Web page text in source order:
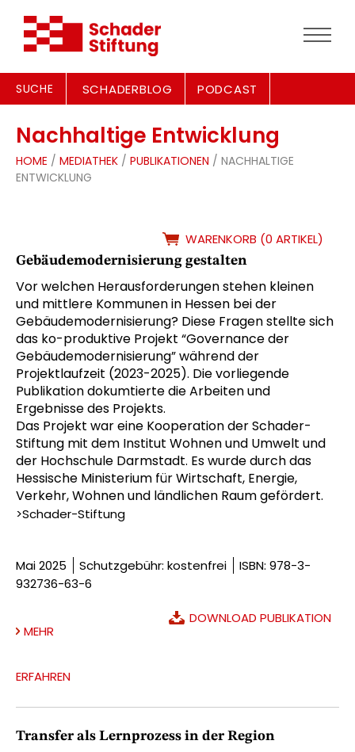
SUCHE SCHADERBLOG PODCAST
Nachhaltige Entwicklung
HOME / MEDIATHEK / PUBLIKATIONEN / NACHHALTIGE
ENTWICKLUNG
WARENKORB (0 ARTIKEL)
Gebäudemodernisierung gestalten
Vor welchen Herausforderungen stehen kleinen
und mittlere Kommunen in Hessen bei der
Gebäudemodernisierung? Diese Fragen stellte sich
das ko-produktive Projekt “Governance der
Gebäudemodernisierung” während der
Projektlaufzeit (2023-2025). Die vorliegende
Publikation dokumtierte die Arbeiten und
Ergebnisse des Projekts.
Das Projekt war eine Kooperation der Schader-
Stiftung mit dem Institut Wohnen und Umwelt und
der Hochschule Darmstadt. Es wurde durch das
Hessische Ministerium für Wirtschaft, Energie,
Verkehr, Wohnen und ländlichen Raum gefördert.
>Schader-Stiftung
Mai 2025 Schutzgebühr: kostenfrei
ISBN: 978-3-
932736-63-6
MEHR
ERFAHREN
DOWNLOAD PUBLIKATION
Transfer als Lernprozess in der Region